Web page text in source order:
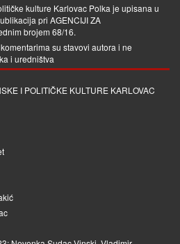
kulture Karlovac Polka je upisana u
pri AGENCIJI ZA
brojem 68/16.
su stavovi autora i ne
i uredništva
I POLITIČKE KULTURE KARLOVAC